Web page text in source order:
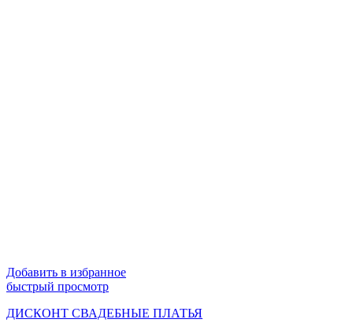
Добавить в избранное
быстрый просмотр
ДИСКОНТ СВАДЕБНЫЕ ПЛАТЬЯ